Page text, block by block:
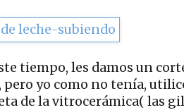
tiempo, les damos un
pero yo como no tenía,
de la vitrocerámica( las